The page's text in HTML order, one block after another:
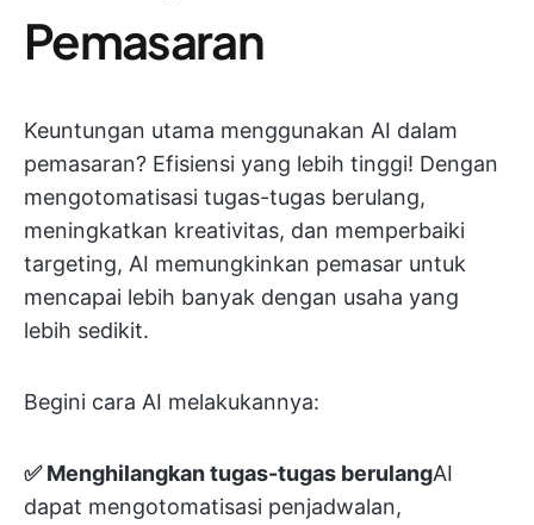
Pemasaran
Keuntungan utama menggunakan AI dalam
pemasaran? Efisiensi yang lebih tinggi! Dengan
mengotomatisasi tugas-tugas berulang,
meningkatkan kreativitas, dan memperbaiki
targeting, AI memungkinkan pemasar untuk
mencapai lebih banyak dengan usaha yang
lebih sedikit.
Begini cara AI melakukannya:
✅ Menghilangkan tugas-tugas berulangAI
dapat mengotomatisasi penjadwalan,